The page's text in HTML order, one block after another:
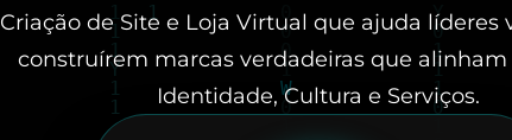
Criação de Site e Loja Virtual que ajuda líderes
construírem marcas verdadeiras que alinham
Identidade, Cultura e Serviços.